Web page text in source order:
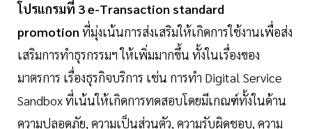
โปรแกรมที่ 3 e-Transaction standard
promotion ที่มุ่งเน้นการส่งเสริมให้เกิดการใช้งานเพื่อส่ง
เสริมการทำธุรกรรมฯ ให้เพิ่มมากขึ้น ทั้งในเรื่องของ
มาตรการ เรื่องธุรกิจบริการ เช่น การทำ Digital Service
Sandbox ที่เน้นให้เกิดการทดสอบโดยมีเกณฑ์ทั้งในด้าน
ความปลอดภัย, ความเป็นส่วนตัว, ความรับผิดชอบ, ความ